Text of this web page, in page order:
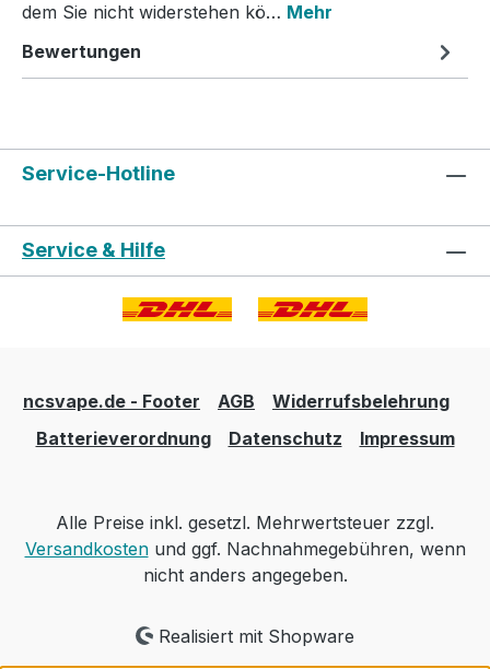
dem Sie nicht widerstehen kö… Mehr
Bewertungen
Service-Hotline
Service & Hilfe
ncsvape.de - Footer AGB
Widerrufsbelehrung
Batterieverordnung
Datenschutz Impressum
Alle Preise inkl. gesetzl. Mehrwertsteuer zzgl.
Versandkostenund ggf. Nachnahmegebühren, wenn
nicht anders angegeben.
Realisiert mit Shopware